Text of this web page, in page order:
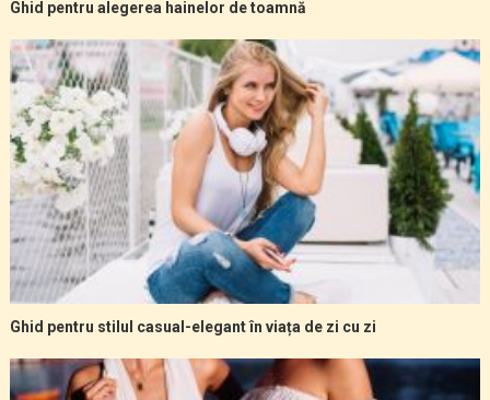
Ghid pentru alegerea hainelor de toamnă
Ghid pentru stilul casual-elegant în viața de zi cu zi